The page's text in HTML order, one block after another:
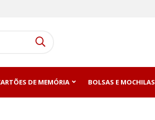
CARTÕES DE MEMÓRIA BOLSAS E MOCHILAS